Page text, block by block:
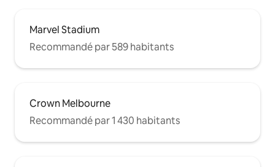
Marvel Stadium
Recommandé par 589 habitants
Crown Melbourne
Recommandé par 1 430 habitants